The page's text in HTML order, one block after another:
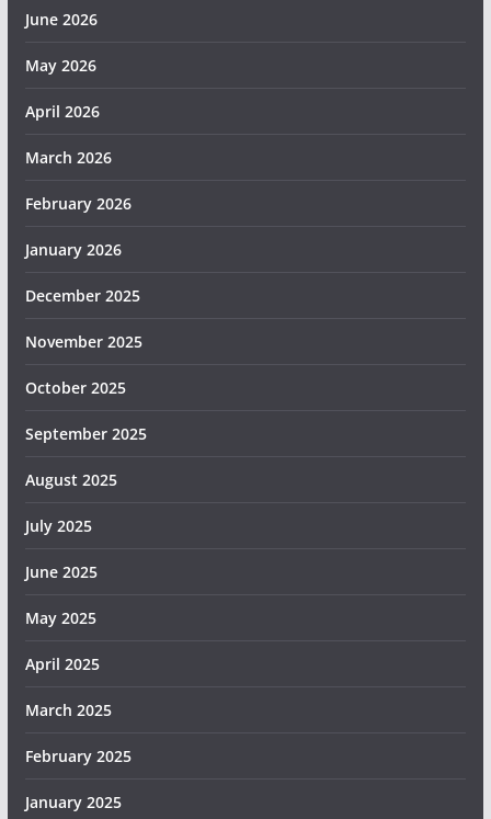
June 2026
May 2026
April 2026
March 2026
February 2026
January 2026
December 2025
November 2025
October 2025
September 2025
August 2025
July 2025
June 2025
May 2025
April 2025
March 2025
February 2025
January 2025